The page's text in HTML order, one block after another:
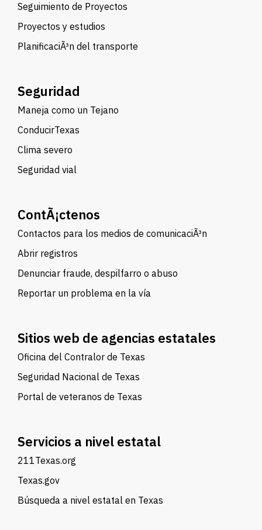
Seguimiento de Proyectos
Proyectos y estudios
PlanificaciÃ³n del transporte
Seguridad
Maneja como un Tejano
ConducirTexas
Clima severo
Seguridad vial
ContÃ¡ctenos
Contactos para los medios de comunicaciÃ³n
Abrir registros
Denunciar fraude, despilfarro o abuso
Reportar un problema en la vía
Sitios web de agencias estatales
Oficina del Contralor de Texas
Seguridad Nacional de Texas
Portal de veteranos de Texas
Servicios a nivel estatal
211Texas.org
Texas.gov
Búsqueda a nivel estatal en Texas